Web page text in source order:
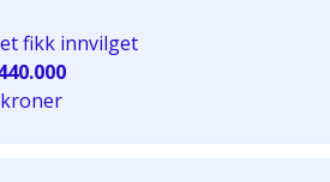
fikk innvilget
kroner